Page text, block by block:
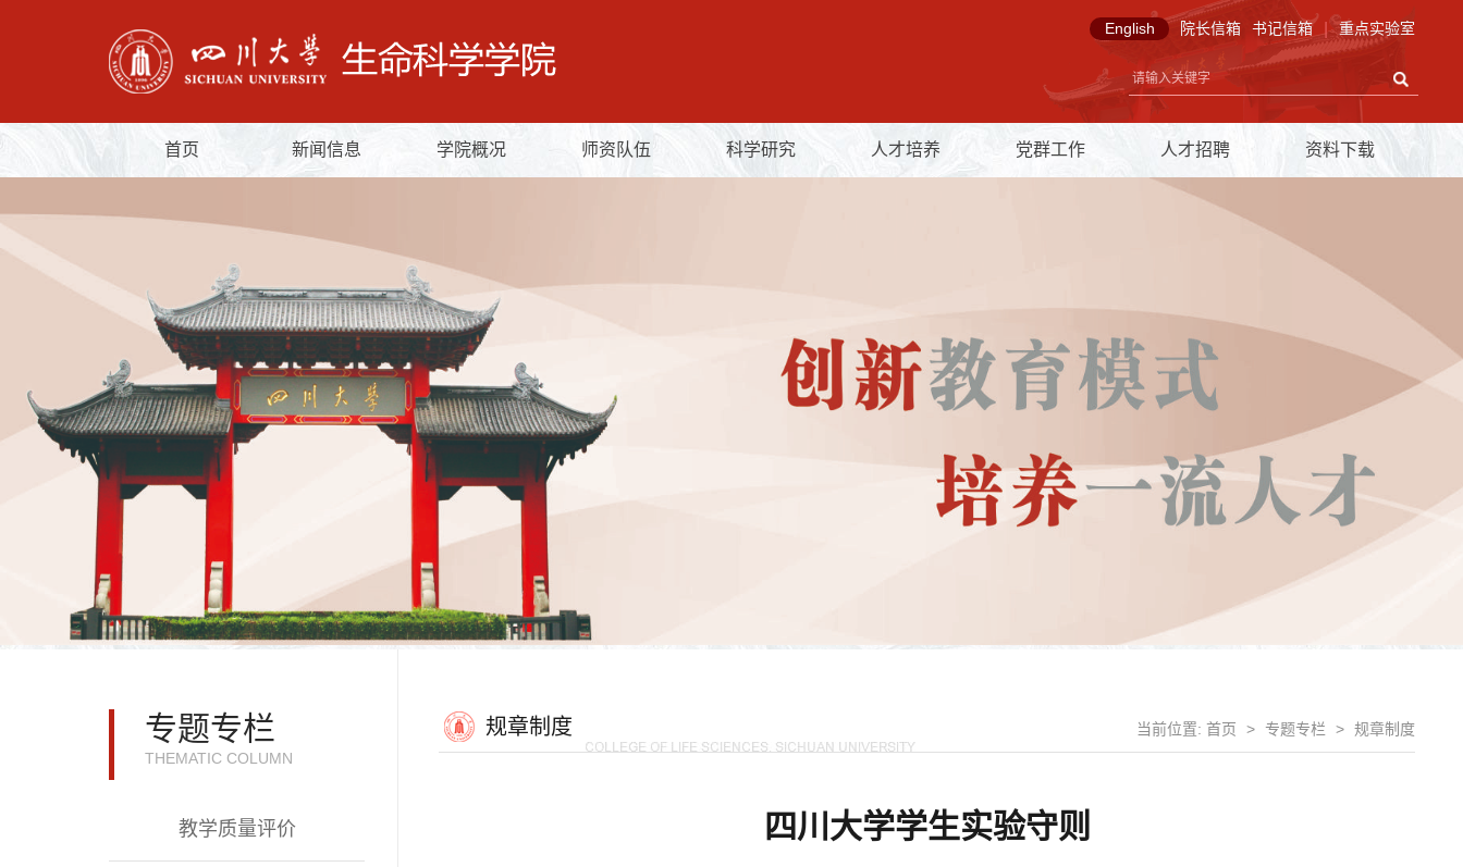
重点实验室
书记信箱
院长信箱
English
首页 新闻信息 学院概况 师资队伍 科学研究 人才培养 党群工作 人才招聘 资料下载
专题专栏
THEMATIC COLUMN
教学质量评价
规章制度 当前位置: 首页 > 专题专栏 > 规章制度
四川大学学生实验守则